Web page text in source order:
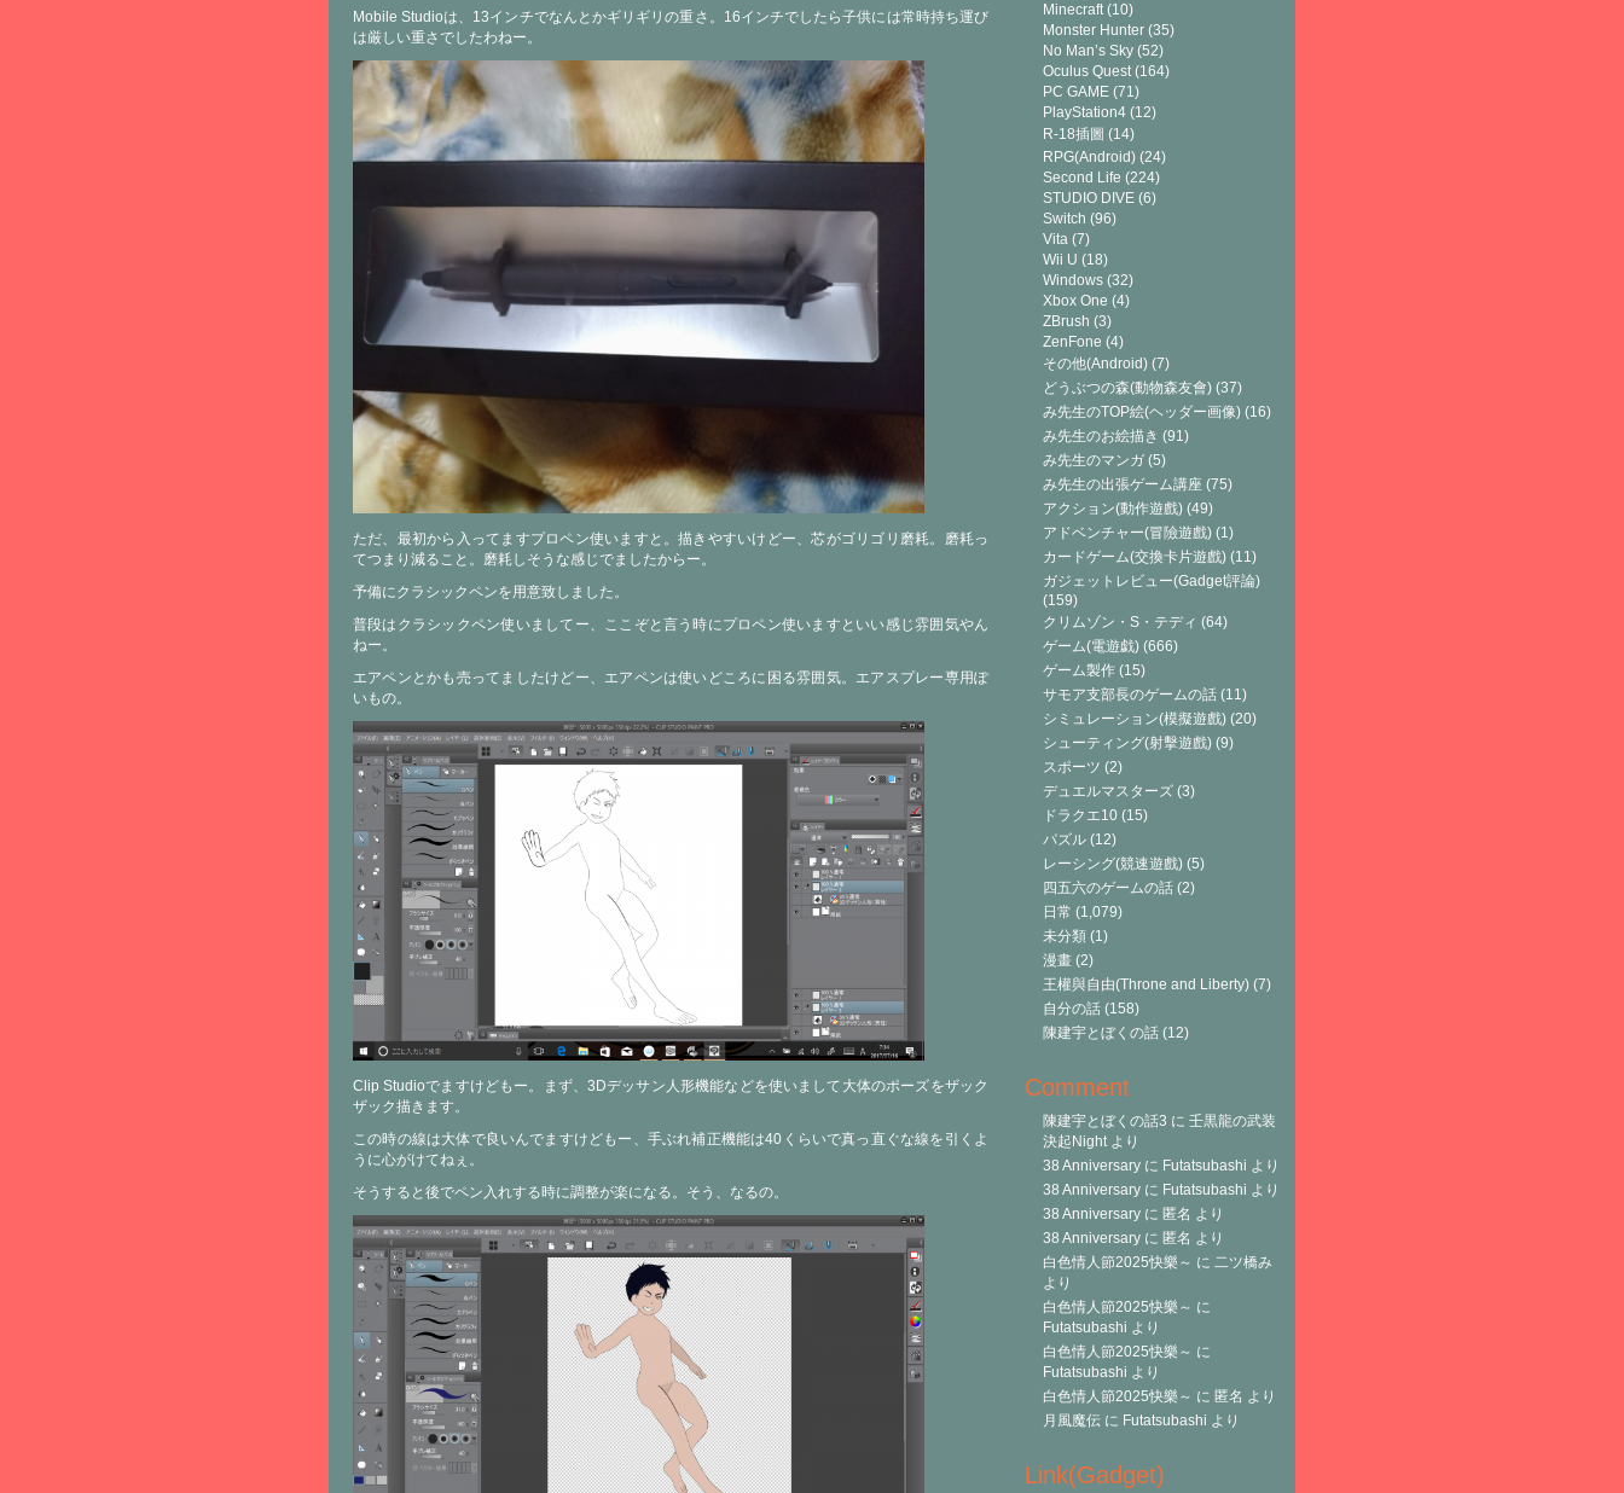
Mobile Studioは、13インチでなんとかギリギリの重さ。16インチでしたら子供には常時持ち運び
は厳しい重さでしたわねー。
ただ、最初から入ってますプロペン使いますと。描きやすいけどー、芯がゴリゴリ磨耗。磨耗っ
てつまり減ること。磨耗しそうな感じでましたからー。
予備にクラシックペンを用意致しました。
普段はクラシックペン使いましてー、ここぞと言う時にプロペン使いますといい感じ雰囲気やん
ねー。
エアペンとかも売ってましたけどー、エアペンは使いどころに困る雰囲気。エアスプレー専用ぽ
いもの。
Clip Studioでますけどもー。まず、3Dデッサン人形機能などを使いまして大体のポーズをザック
ザック描きます。
この時の線は大体で良いんでますけどもー、手ぶれ補正機能は40くらいで真っ直ぐな線を引くよ
うに心がけてねぇ。
そうすると後でペン入れする時に調整が楽になる。そう、なるの。
Minecraft(10)
Monster Hunter (35)
No Man’s Sky (52)
Oculus Quest(164)
PC GAME (71)
PlayStation4 (12)
R-18插圖 (14)
RPG(Android) (24)
Second Life (224)
STUDIO DIVE (6)
Switch (96)
Vita (7)
Wii U (18)
Windows (32)
Xbox One (4)
ZBrush (3)
ZenFone (4)
その他(Android) (7)
どうぶつの森(動物森友會) (37)
み先生のTOP絵(ヘッダー画像) (16)
み先生のお絵描き (91)
み先生のマンガ (5)
み先生の出張ゲーム講座 (75)
アクション(動作遊戲) (49)
アドベンチャー(冒險遊戲) (1)
カードゲーム(交換卡片遊戲) (11)
ガジェットレビュー(Gadget評論)
(159)
クリムゾン・S・テディ (64)
ゲーム(電遊戯) (666)
ゲーム製作 (15)
サモア支部長のゲームの話 (11)
シミュレーション(模擬遊戲) (20)
シューティング(射擊遊戲) (9)
スポーツ (2)
デュエルマスターズ (3)
ドラクエ10 (15)
パズル (12)
レーシング(競速遊戲) (5)
四五六のゲームの話 (2)
日常 (1,079)
未分類 (1)
漫畫 (2)
王權與自由(Throne and Liberty) (7)
自分の話 (158)
陳建宇とぼくの話 (12)
Comment
陳建宇とぼくの話3 に 壬黒龍の武装
決起Nightより
38 Anniversary に Futatsubashi より
38 Anniversary に Futatsubashi より
38 Anniversary に 匿名 より
38 Anniversary に 匿名 より
白色情人節2025快樂～ に 二ツ橋み
より
白色情人節2025快樂～ に
Futatsubashi より
白色情人節2025快樂～ に
Futatsubashi より
白色情人節2025快樂～ に 匿名 より
月風魔伝 に Futatsubashi より
Link(Gadget)